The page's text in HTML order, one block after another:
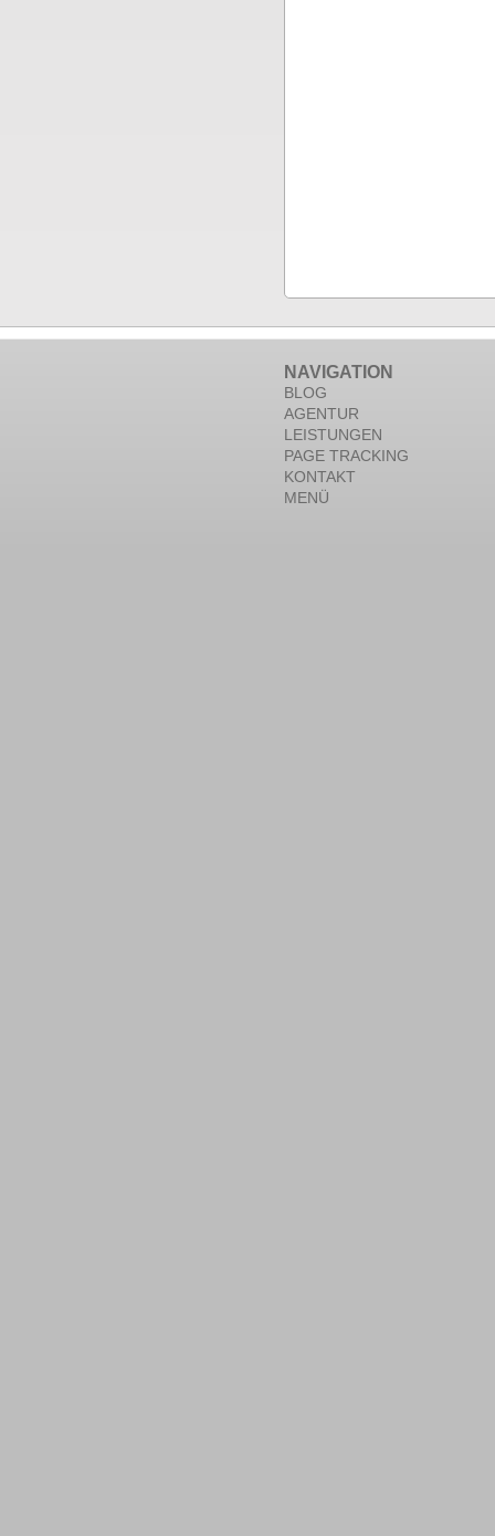
NAVIGATION
BLOG
AGENTUR
LEISTUNGEN
PAGE TRACKING
KONTAKT
MENÜ